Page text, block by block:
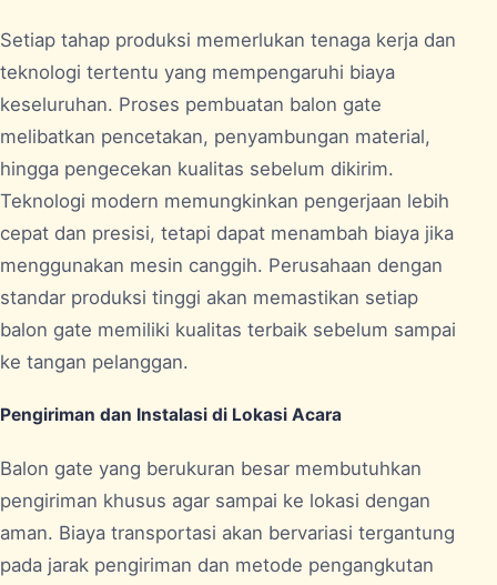
Setiap tahap produksi memerlukan tenaga kerja dan
teknologi tertentu yang mempengaruhi biaya
keseluruhan. Proses pembuatan balon gate
melibatkan pencetakan, penyambungan material,
hingga pengecekan kualitas sebelum dikirim.
Teknologi modern memungkinkan pengerjaan lebih
cepat dan presisi, tetapi dapat menambah biaya jika
menggunakan mesin canggih. Perusahaan dengan
standar produksi tinggi akan memastikan setiap
balon gate memiliki kualitas terbaik sebelum sampai
ke tangan pelanggan.
Pengiriman dan Instalasi di Lokasi Acara
Balon gate yang berukuran besar membutuhkan
pengiriman khusus agar sampai ke lokasi dengan
aman. Biaya transportasi akan bervariasi tergantung
pada jarak pengiriman dan metode pengangkutan